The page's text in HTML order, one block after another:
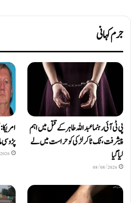
جرم کہانی
پی ٹی آئی رہنما عبداللہ طاہر کے قتل میں اہم
پیشرفت، ٹک ٹاکر لڑکی کو حراست میں لے
لیا گیا
08/08/2026
پڑوسی